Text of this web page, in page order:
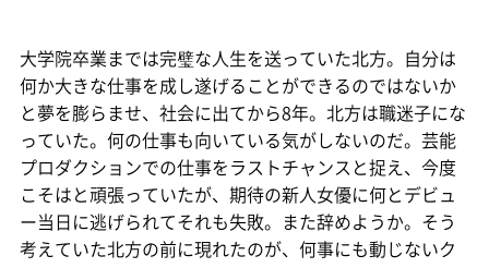
大学院卒業までは完璧な人生を送っていた北方。自分は
何か大きな仕事を成し遂げることができるのではないか
と夢を膨らませ、社会に出てから8年。北方は職迷子にな
っていた。何の仕事も向いている気がしないのだ。芸能
プロダクションでの仕事をラストチャンスと捉え、今度
こそはと頑張っていたが、期待の新人女優に何とデビュ
ー当日に逃げられてそれも失敗。また辞めようか。そう
考えていた北方の前に現れたのが、何事にも動じないク